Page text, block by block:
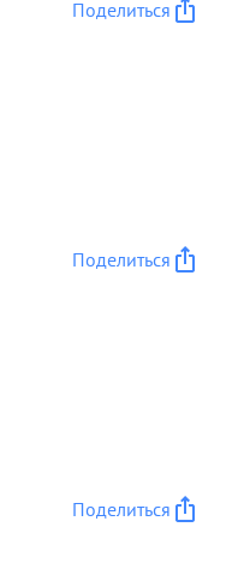
Поделиться
Поделиться
Поделиться